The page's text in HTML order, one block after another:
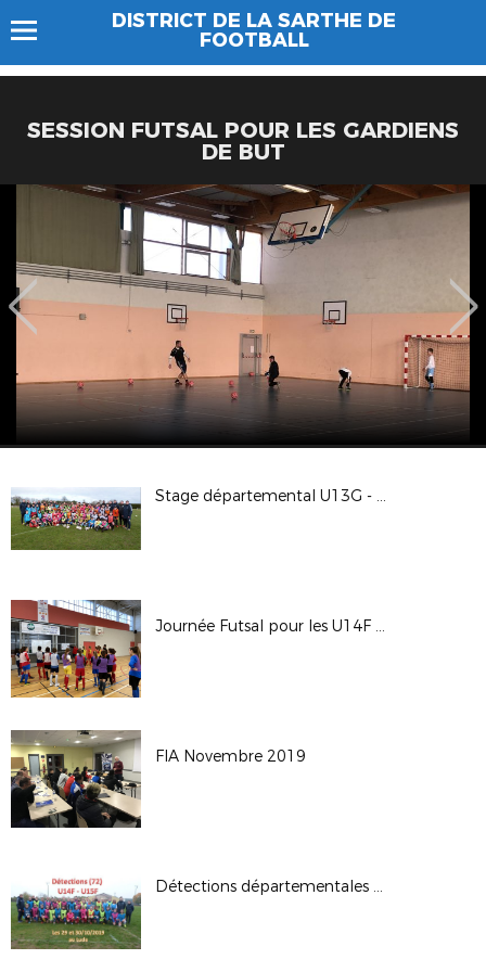
DISTRICT DE LA SARTHE DE
FOOTBALL
SESSION FUTSAL POUR LES GARDIENS
DE BUT
Stage départemental U13G - Février 2020
Journée Futsal pour les U14F & U15F
FIA Novembre 2019
Détections départementales U14F –U15F